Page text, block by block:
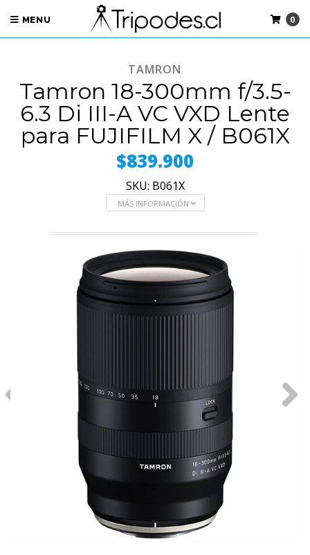
MENU 0
TAMRON
Tamron 18-300mm f/3.5-
6.3 Di III-A VC VXD Lente
para FUJIFILM X / B061X
$839.900
SKU: B061X
MÁS INFORMACIÓN